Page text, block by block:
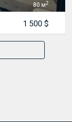
80 м2
1 500 $